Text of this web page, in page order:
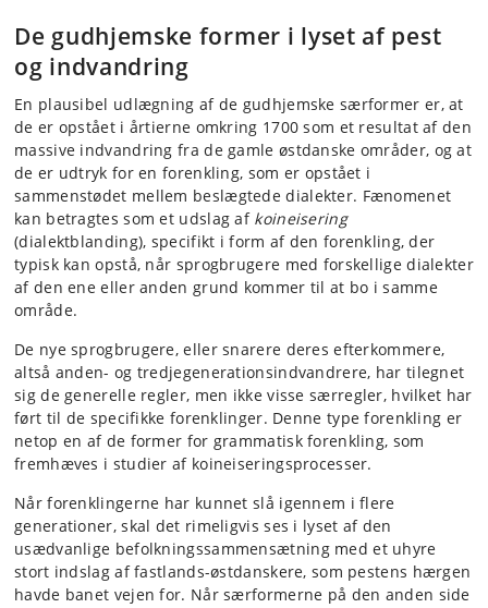
De gudhjemske former i lyset af pest
og indvandring
En plausibel udlægning af de gudhjemske særformer er, at
de er opstået i årtierne omkring 1700 som et resultat af den
massive indvandring fra de gamle østdanske områder, og at
de er udtryk for en forenkling, som er opstået i
sammenstødet mellem beslægtede dialekter. Fænomenet
kan betragtes som et udslag af koineisering
(dialektblanding), specifikt i form af den forenkling, der
typisk kan opstå, når sprogbrugere med forskellige dialekter
af den ene eller anden grund kommer til at bo i samme
område.
De nye sprogbrugere, eller snarere deres efterkommere,
altså anden- og tredjegenerationsindvandrere, har tilegnet
sig de generelle regler, men ikke visse særregler, hvilket har
ført til de specifikke forenklinger. Denne type forenkling er
netop en af de former for grammatisk forenkling, som
fremhæves i studier af koineiseringsprocesser.
Når forenklingerne har kunnet slå igennem i flere
generationer, skal det rimeligvis ses i lyset af den
usædvanlige befolkningssammensætning med et uhyre
stort indslag af fastlands-østdanskere, som pestens hærgen
havde banet vejen for. Når særformerne på den anden side